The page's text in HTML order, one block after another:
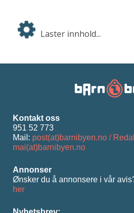
Laster innhold...
Kontakt oss
951 52 773
Mail: post(at)barnibyen.no /
mai(at)barnibyen.no
Annonser
Ønsker du å annonsere i vår
her